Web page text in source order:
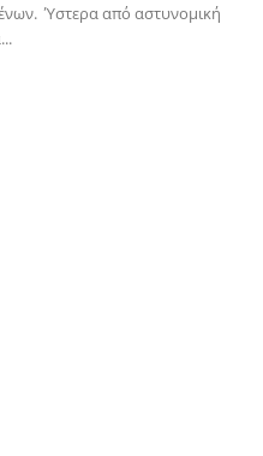
Ύστερα από αστυνομική